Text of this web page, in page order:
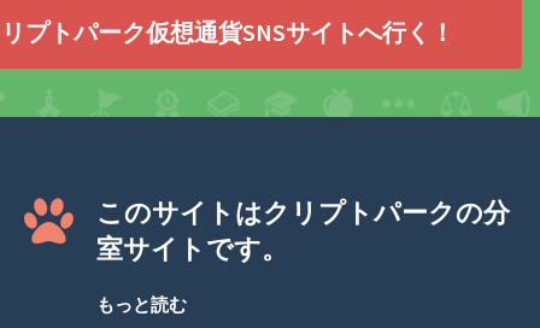
プトパーク仮想通貨SNSサイトへ行く！
このサイトはクリプトパークの分
室サイトです。
もっと読む